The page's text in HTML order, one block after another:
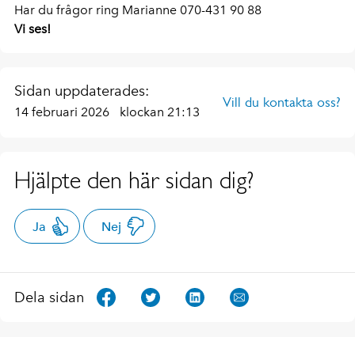
Har du frågor ring Marianne 070-431 90 88
Vi ses!
Sidan uppdaterades:
14 februari 2026 klockan 21:13
Vill du kontakta oss?
Hjälpte den här sidan dig?
Ja Nej
Dela sidan